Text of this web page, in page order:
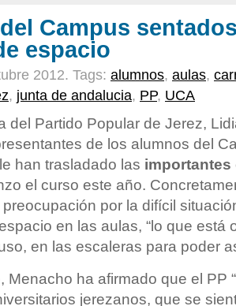
Campus
espacio
2012. Tags: alumnos, aulas,
, junta de andalucia, PP, UCA
del Partido Popular de Jerez,
de los alumnos del
han trasladado las
el curso este año.
por la difícil
en las aulas, “lo que está
en las escaleras para poder
Menacho ha afirmado que el PP
jerezanos, que se